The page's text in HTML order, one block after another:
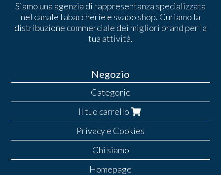
Siamo una agenzia di rappresentanza specializzata
nel canale tabaccherie e svapo shop. Curiamo la
distribuzione commerciale dei migliori brand per la
tua attività.
Negozio
Categorie
Il tuo carrello
Privacy e Cookies
Chi siamo
Homepage